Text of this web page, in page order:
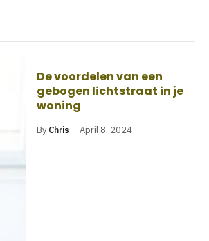
De voordelen van een
gebogen lichtstraat in je
woning
By Chris April 8, 2024